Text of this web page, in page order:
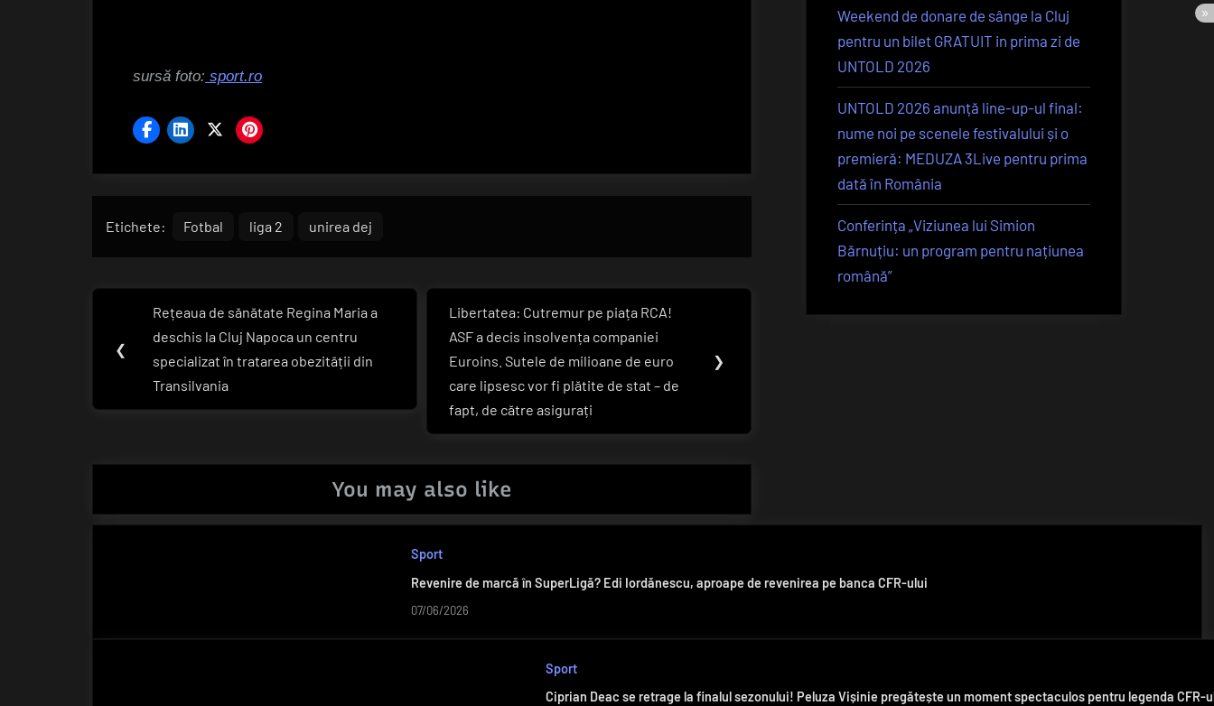
sursă foto: sport.ro
Etichete: Fotbal liga 2 unirea dej
Navigare
articole
❮
Previous
Post:
Rețeaua de sănătate Regina Maria a
deschis la Cluj Napoca un centru
specializat în tratarea obezității din
Transilvania
Next
Post:
Libertatea: Cutremur pe piața RCA!
ASF a decis insolvența companiei
Euroins. Sutele de milioane de euro
care lipsesc vor fi plătite de stat – de
fapt, de către asigurați
❯
You may also like
Sport
Revenire de marcă în SuperLigă? Edi Iordănescu, aproape de revenirea pe banca CFR-ului
07/06/2026
Sport
Ciprian Deac se retrage la finalul sezonului! Peluza Vișinie pregătește un moment spectaculos pentru legenda CFR-
Weekend de donare de sânge la Cluj
pentru un bilet GRATUIT in prima zi de
UNTOLD 2026
UNTOLD 2026 anunță line-up-ul final:
nume noi pe scenele festivalului și o
premieră: MEDUZA 3Live pentru prima
dată în România
Conferința „Viziunea lui Simion
Bărnuțiu: un program pentru națiunea
română”